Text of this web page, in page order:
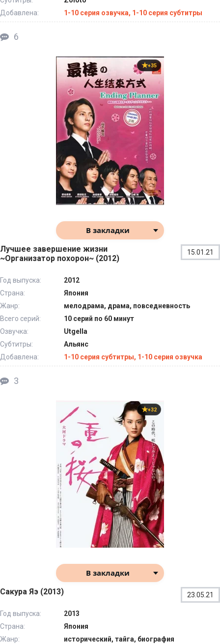
Добавлена:
1-10 серия озвучка, 1-10 серия субтитры
6
+35
В закладки
Лучшее завершение жизни
~Организатор похорон~ (2012)
15.01.21
Год выпуска:
2012
Страна:
Япония
Жанр:
мелодрама, драма, повседневность
Всего серий:
10 серий по 60 минут
Озвучка:
Utgella
Субтитры:
Альянс
Добавлена:
1-10 серия субтитры, 1-10 серия озвучка
3
+32
В закладки
Сакура Яэ (2013) 23.05.21
Год выпуска:
2013
Страна:
Япония
Жанр:
исторический, тайга, биография